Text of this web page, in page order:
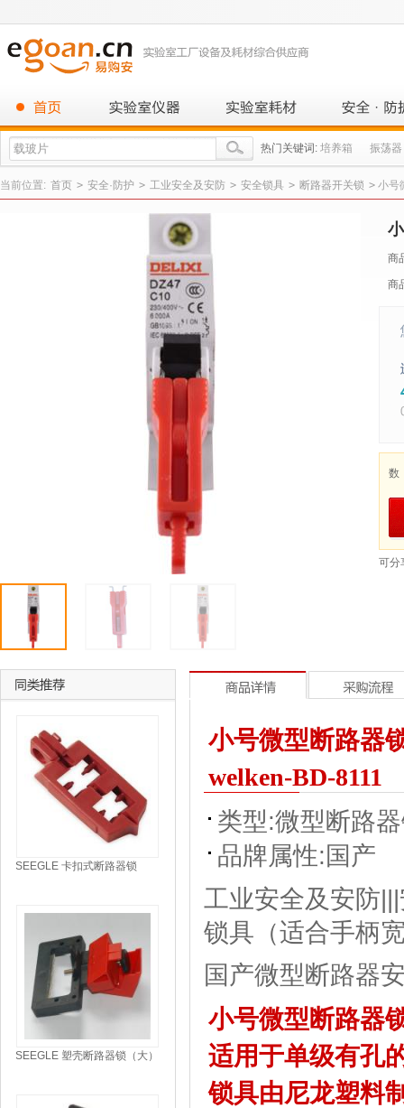
热门关键词: 培养箱 振荡器
当前位置: 首页 > 安全·防护 > 工业安全及安防 > 安全锁具 > 断路器开关锁 > 小号
商
商
数
可分
小号微型断路器
welken-BD-8111
类型:微型断路
品牌属性:国产
工业安全及安防
锁具（适合手柄
国产微型断路器
小号微型断路器
适用于单级有孔
锁具由尼龙塑料
SEEGLE 卡扣式断路器锁
SEEGLE 塑壳断路器锁（大）